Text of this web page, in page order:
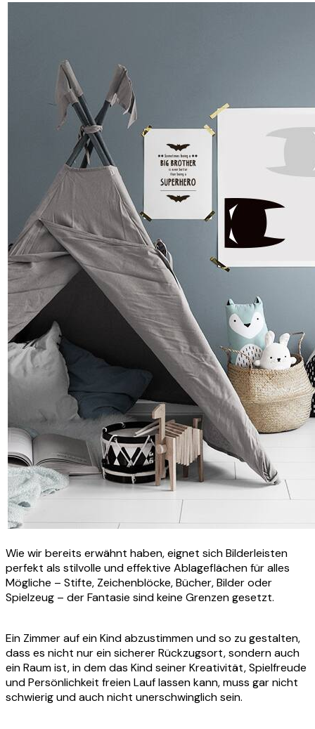
Wie wir bereits erwähnt haben, eignet sich Bilderleisten
perfekt als stilvolle und effektive Ablageflächen für alles
Mögliche – Stifte, Zeichenblöcke, Bücher, Bilder oder
Spielzeug – der Fantasie sind keine Grenzen gesetzt.
Ein Zimmer auf ein Kind abzustimmen und so zu gestalten,
dass es nicht nur ein sicherer Rückzugsort, sondern auch
ein Raum ist, in dem das Kind seiner Kreativität, Spielfreude
und Persönlichkeit freien Lauf lassen kann, muss gar nicht
schwierig und auch nicht unerschwinglich sein.